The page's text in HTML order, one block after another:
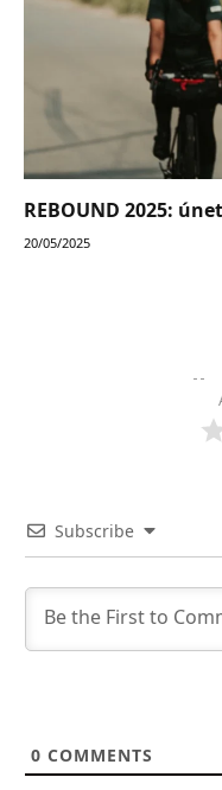
REBOUND 2025:
20/05/2025
Subscribe
0 COMMENTS